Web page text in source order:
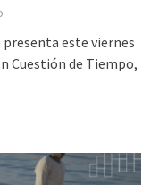
este viernes
Cuestión de Tiempo,